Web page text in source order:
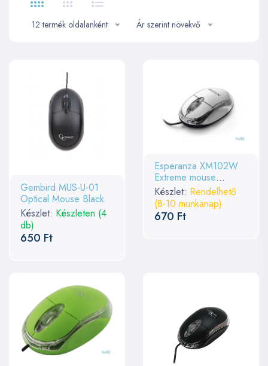
12 termék oldalanként Ár szerint növekvő
Gembird MUS-U-01
Optical Mouse Black
Készlet: Készleten (4
db)
650 Ft
Esperanza XM102W
Extreme mouse
Camille White
Készlet: Rendelhető
(8-10 munkanap)
670 Ft